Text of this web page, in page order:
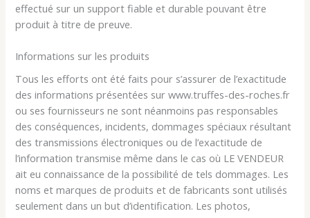
effectué sur un support fiable et durable pouvant être
produit à titre de preuve.
Informations sur les produits
Tous les efforts ont été faits pour s’assurer de l’exactitude
des informations présentées sur www.truffes-des-roches.fr
ou ses fournisseurs ne sont néanmoins pas responsables
des conséquences, incidents, dommages spéciaux résultant
des transmissions électroniques ou de l’exactitude de
l’information transmise même dans le cas où LE VENDEUR
ait eu connaissance de la possibilité de tels dommages. Les
noms et marques de produits et de fabricants sont utilisés
seulement dans un but d’identification. Les photos,